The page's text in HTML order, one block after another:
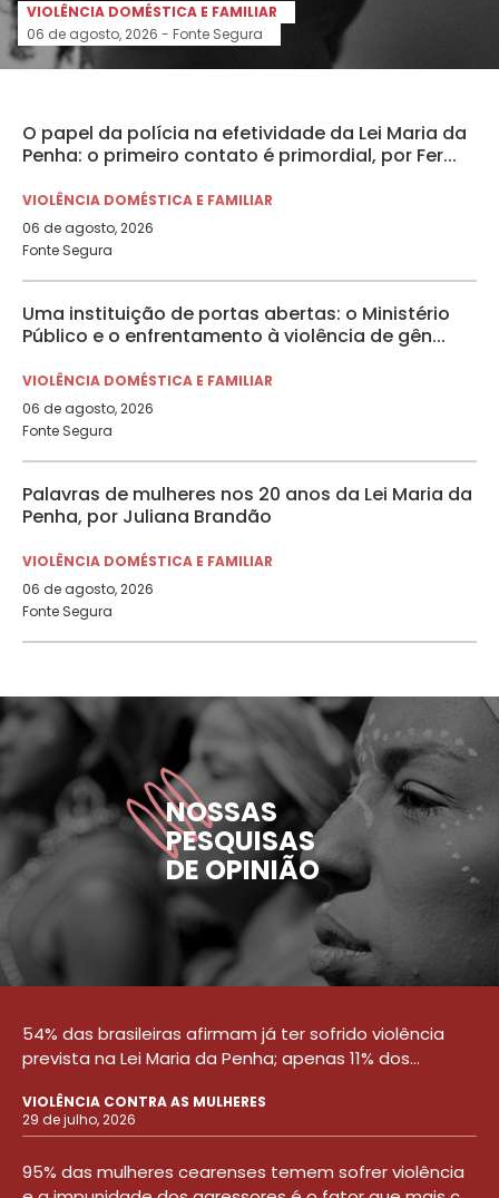
VIOLÊNCIA DOMÉSTICA E FAMILIAR
06 de agosto, 2026 - Fonte Segura
O papel da polícia na efetividade da Lei Maria da
Penha: o primeiro contato é primordial, por Fer...
VIOLÊNCIA DOMÉSTICA E FAMILIAR
06 de agosto, 2026
Fonte Segura
Uma instituição de portas abertas: o Ministério
Público e o enfrentamento à violência de gên...
VIOLÊNCIA DOMÉSTICA E FAMILIAR
06 de agosto, 2026
Fonte Segura
Palavras de mulheres nos 20 anos da Lei Maria da
Penha, por Juliana Brandão
VIOLÊNCIA DOMÉSTICA E FAMILIAR
06 de agosto, 2026
Fonte Segura
NOSSAS
PESQUISAS
DE OPINIÃO
54% das brasileiras afirmam já ter sofrido violência
prevista na Lei Maria da Penha; apenas 11% dos...
VIOLÊNCIA CONTRA AS MULHERES
29 de julho, 2026
95% das mulheres cearenses temem sofrer violência